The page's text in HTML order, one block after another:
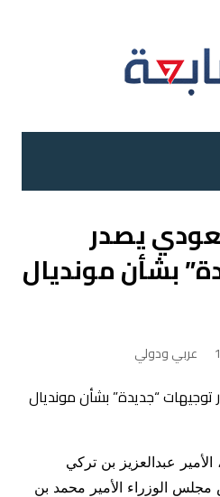
يصدر
بشأن مونديال
عربي ودولي
عبدالعزيز بن تركي
الوزراء الأمير محمد بن